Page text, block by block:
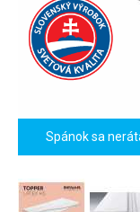
Spánok sa